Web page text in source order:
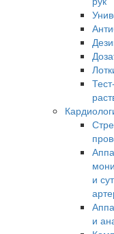
и
и